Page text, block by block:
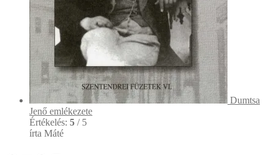
Dumtsa
Jenő emlékezete
Értékelés: 5 / 5
írta Máté